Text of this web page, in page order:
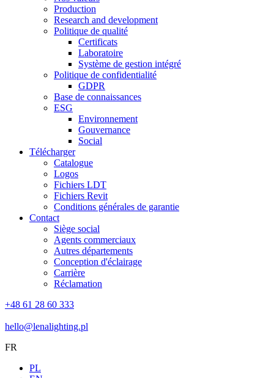
Production
Research and development
Politique de qualité
Certificats
Laboratoire
Système de gestion intégré
Politique de confidentialité
GDPR
Base de connaissances
ESG
Environnement
Gouvernance
Social
Télécharger
Catalogue
Logos
Fichiers LDT
Fichiers Revit
Conditions générales de garantie
Contact
Siège social
Agents commerciaux
Autres départements
Conception d'éclairage
Carrière
Réclamation
+48 61 28 60 333
hello@lenalighting.pl
FR
PL